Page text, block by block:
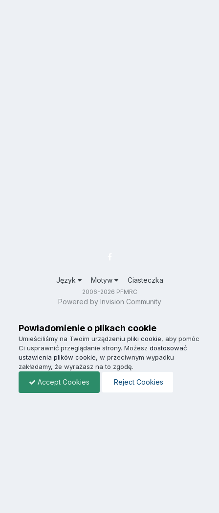
Język Motyw Ciasteczka
2006-2026 PFMRC
Powered by Invision Community
Powiadomienie o plikach cookie
Umieściliśmy na Twoim urządzeniu pliki cookie, aby pomóc
Ci usprawnić przeglądanie strony. Możesz dostosować
ustawienia plików cookie, w przeciwnym wypadku
zakładamy, że wyrażasz na to zgodę.
Accept Cookies Reject Cookies